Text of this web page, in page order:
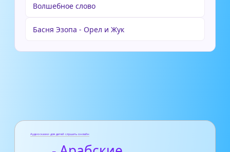
Волшебное слово
Басня Эзопа - Орел и Жук
Аудиосказки для детей слушать онлайн